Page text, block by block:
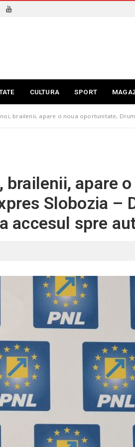
CULTURA SPORT
noi, brailenii, apare o noua oportunitate,
brailenii, apare
Slobozia –
accesul spre